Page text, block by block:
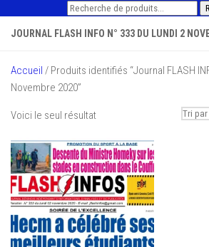
Recherche
JOURNAL FLASH INFO N° 333 DU LUNDI 2
Accueil / Produits identifiés “Journal FLASH
Novembre 2020”
Voici le seul résultat